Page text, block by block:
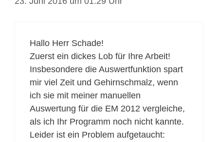
Hallo Herr Schade!
Zuerst ein dickes Lob für Ihre Arbeit!
Insbesondere die Auswertfunktion spart
mir viel Zeit und Gehirnschmalz, wenn
ich sie mit meiner manuellen
Auswertung für die EM 2012 vergleiche,
als ich Ihr Programm noch nicht kannte.
Leider ist ein Problem aufgetaucht: